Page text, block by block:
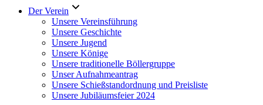
Der Verein
Unsere Vereinsführung
Unsere Geschichte
Unsere Jugend
Unsere Könige
Unsere traditionelle Böllergruppe
Unser Aufnahmeantrag
Unsere Schießstandordnung und Preisliste
Unsere Jubiläumsfeier 2024